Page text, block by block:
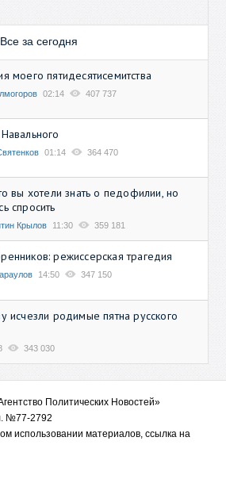
Все за сегодня
моего пятидесятисемитства
02:14 407 737
01:14 364 470
вы хотели знать о педофилии, но
спросить
Крылов 11:30 359 181
режиссерская трагедия
14:50 347 150
исчезли родимые пятна русского
343 030
Политических Новостей»
№77-2792
использовании материалов, ссылка на